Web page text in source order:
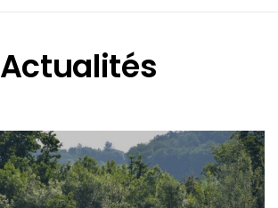
Actualités